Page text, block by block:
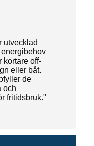
utvecklad
kortare off-
eller båt.
de
och
fritidsbruk."